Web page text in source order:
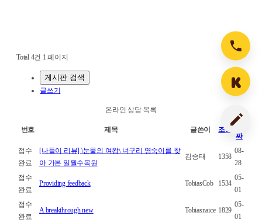
Total 4건 1 페이지
게시판 검색
글쓰기
온라인 상담 목록
번호 제목 글쓴이 조회
날
짜
접수
완료
[나들이 리뷰] \눈물의 여왕\ 너구리 영숙이를 찾
아 가본 일월수목원
김승태 1358
08-
28
접수
완료
Providing feedback TobiasCob 1534
05-
01
접수
완료
A breakthrough new Tobiasnaice 1829
05-
01